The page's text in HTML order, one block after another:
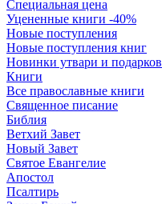
Специальная цена
Уцененные книги -40%
Новые поступления
Новые поступления книг
Новинки утвари и подарков
Книги
Все православные книги
Священное писание
Библия
Ветхий Завет
Новый Завет
Святое Евангелие
Апостол
Псалтирь